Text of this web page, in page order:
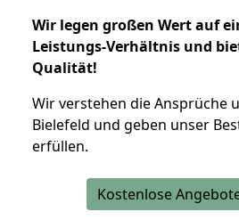
Wir legen großen Wert auf
Leistungs-Verhältnis und
Qualität!
Wir verstehen die Ansprüche
Bielefeld und geben unser
erfüllen.
Kostenlose